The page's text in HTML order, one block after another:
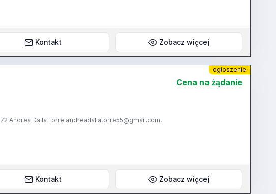
Kontakt Zobacz więcej
ogłoszenie
Cena na żądanie
Andrea Dalla Torre andreadallatorre55@gmail.com.
Kontakt Zobacz więcej